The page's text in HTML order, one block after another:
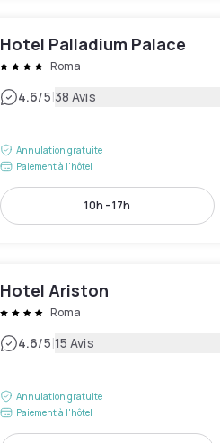
Hotel Palladium Palace
Roma
4.6/5|38 Avis
Annulation gratuite
Paiement à l'hôtel
10h - 17h
Hotel Ariston
Roma
4.6/5|15 Avis
Annulation gratuite
Paiement à l'hôtel